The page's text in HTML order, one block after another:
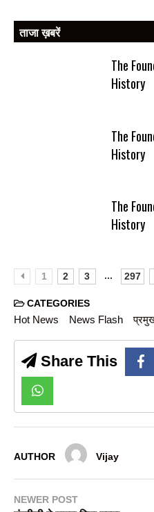
ताजा ख़बरें
The
History
The
History
The
History
1 2 3 ... 297
CATEGORIES
Hot News News Flash
Share This
AUTHOR Vijay
NEWER POST